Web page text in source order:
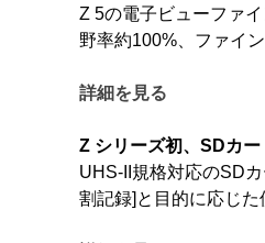
Z 5の電子ビューファ
野率約100%、ファイ
詳細を見る
Z シリーズ初、SDカー
UHS-II規格対応のSD
割記録]と目的に応じた